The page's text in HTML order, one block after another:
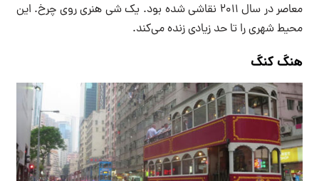
معاصر در سال ۲۰۱۱ نقاشی شده بود. یک شی هنری روی چرخ. این
محیط شهری را تا حد زیادی زنده می‌کند.
هنگ کنگ